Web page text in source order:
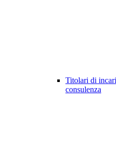
Titolari di
consulenza